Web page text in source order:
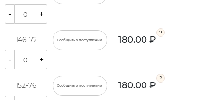
- +
146-72 Сообщить о поступлении 180.00 ₽
- +
152-76 Сообщить о поступлении 180.00 ₽